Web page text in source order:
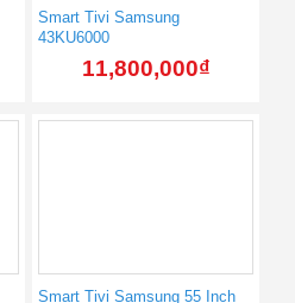
Smart Tivi Samsung
43KU6000
11,800,000₫
Smart Tivi Samsung 55 Inch